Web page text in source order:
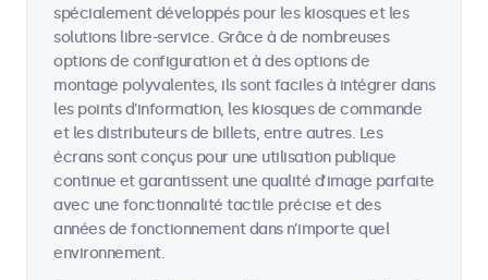
spécialement développés pour les kiosques et les
solutions libre-service. Grâce à de nombreuses
options de configuration et à des options de
montage polyvalentes, ils sont faciles à intégrer dans
les points d'information, les kiosques de commande
et les distributeurs de billets, entre autres. Les
écrans sont conçus pour une utilisation publique
continue et garantissent une qualité d’image parfaite
avec une fonctionnalité tactile précise et des
années de fonctionnement dans n’importe quel
environnement.